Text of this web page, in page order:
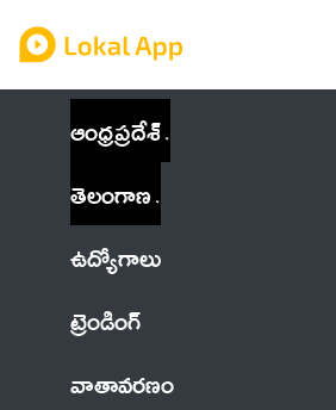
ఆంధ్రప్రదేశ్
తెలంగాణ
ఉద్యోగాలు
ట్రెండింగ్
వాతావరణం